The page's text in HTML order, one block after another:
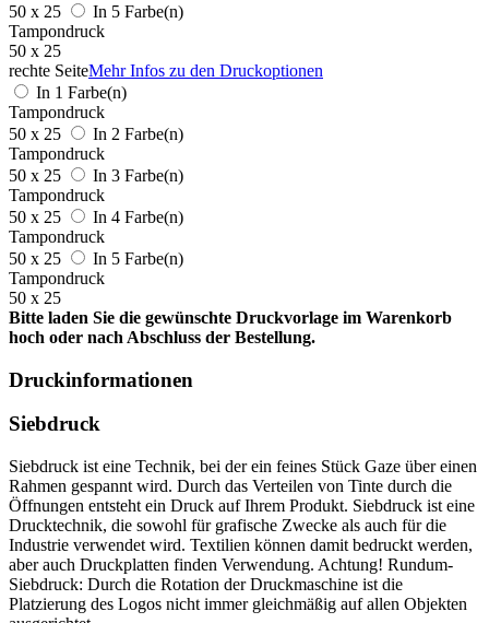
50 x 25
In 5 Farbe(n)
Tampondruck
50 x 25
rechte SeiteMehr Infos zu den Druckoptionen
In 1 Farbe(n)
Tampondruck
50 x 25
In 2 Farbe(n)
Tampondruck
50 x 25
In 3 Farbe(n)
Tampondruck
50 x 25
In 4 Farbe(n)
Tampondruck
50 x 25
In 5 Farbe(n)
Tampondruck
50 x 25
Bitte laden Sie die gewünschte Druckvorlage im Warenkorb
hoch oder nach Abschluss der Bestellung.
Druckinformationen
Siebdruck
Siebdruck ist eine Technik, bei der ein feines Stück Gaze über einen
Rahmen gespannt wird. Durch das Verteilen von Tinte durch die
Öffnungen entsteht ein Druck auf Ihrem Produkt. Siebdruck ist eine
Drucktechnik, die sowohl für grafische Zwecke als auch für die
Industrie verwendet wird. Textilien können damit bedruckt werden,
aber auch Druckplatten finden Verwendung. Achtung! Rundum-
Siebdruck: Durch die Rotation der Druckmaschine ist die
Platzierung des Logos nicht immer gleichmäßig auf allen Objekten